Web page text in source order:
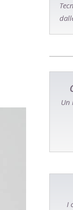
Un
I